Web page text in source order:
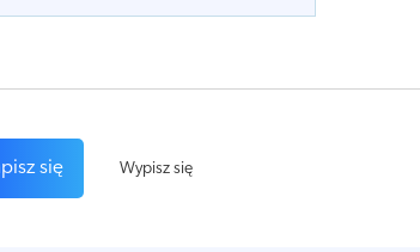
się Wypisz się